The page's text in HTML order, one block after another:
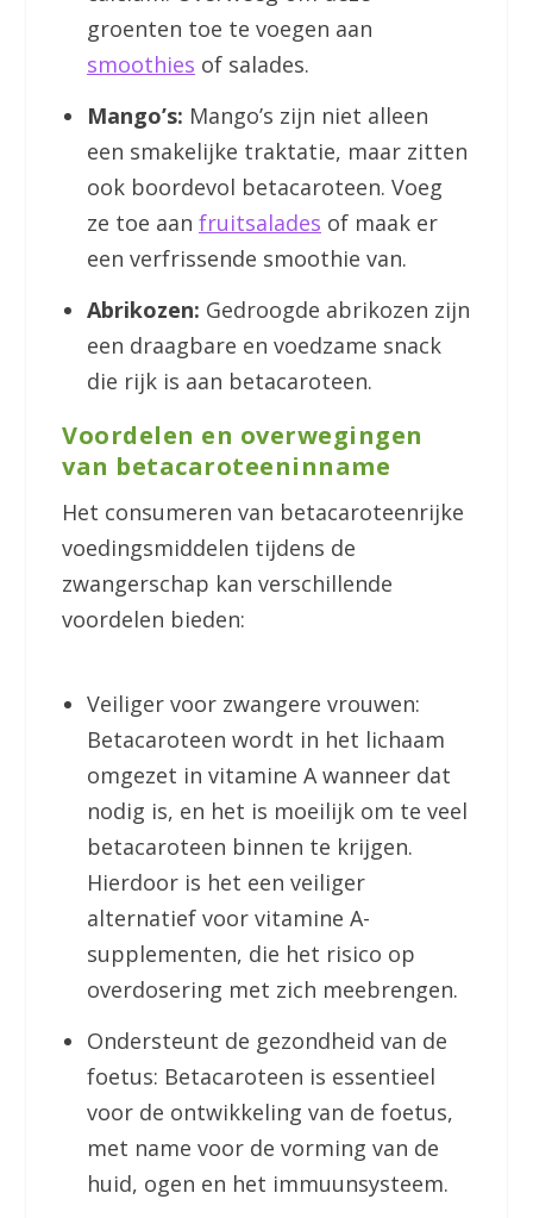
groenten toe te voegen aan
smoothies of salades.
Mango’s: Mango’s zijn niet alleen
een smakelijke traktatie, maar zitten
ook boordevol betacaroteen. Voeg
ze toe aan fruitsalades of maak er
een verfrissende smoothie van.
Abrikozen: Gedroogde abrikozen zijn
een draagbare en voedzame snack
die rijk is aan betacaroteen.
Voordelen en overwegingen
van betacaroteeninname
Het consumeren van betacaroteenrijke
voedingsmiddelen tijdens de
zwangerschap kan verschillende
voordelen bieden:
Veiliger voor zwangere vrouwen:
Betacaroteen wordt in het lichaam
omgezet in vitamine A wanneer dat
nodig is, en het is moeilijk om te veel
betacaroteen binnen te krijgen.
Hierdoor is het een veiliger
alternatief voor vitamine A-
supplementen, die het risico op
overdosering met zich meebrengen.
Ondersteunt de gezondheid van de
foetus: Betacaroteen is essentieel
voor de ontwikkeling van de foetus,
met name voor de vorming van de
huid, ogen en het immuunsysteem.